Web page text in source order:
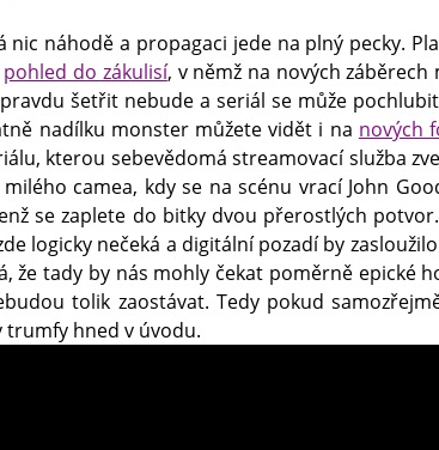
nic náhodě a propagaci jede na plný pecky.
pohled do zákulisí, v němž na nových záběrech
šetřit nebude a seriál se může
nadílku monster můžete vidět i na nových
kterou sebevědomá streamovací služba
camea, kdy se na scénu vrací John
se zaplete do bitky dvou přerostlých
logicky nečeká a digitální pozadí by
že tady by nás mohly čekat poměrně epické
tolik zaostávat. Tedy pokud
trumfy hned v úvodu.